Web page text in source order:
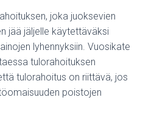
joka juoksevien
jää jäljelle käytettäväksi
lyhennyksiin. Vuosikate
tulorahoituksen
tulorahoitus on riittävä, jos
poistojen